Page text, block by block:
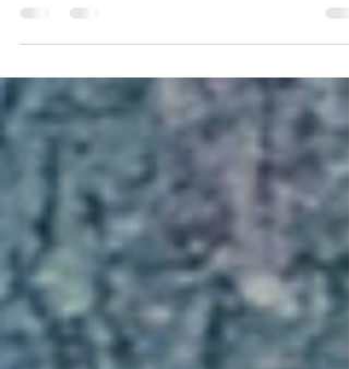
Berlin ist mit London einer der heimlichen
Fuchshauptstädte Europas. Schätzungen gehen